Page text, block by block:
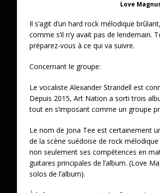
Love
Il s’agit d’un hard rock mélodique
comme s’il n’y avait pas de
préparez-vous à ce qui va suivre.
Concernant le groupe:
Le vocaliste Alexander Strandell est
Depuis 2015, Art Nation a sorti trois
tout en s’imposant comme un groupe
Le nom de Jona Tee est certainement
de la scène suédoise de rock
non seulement ses compétences en
guitares principales de l’album. (Love
solos de l’album).